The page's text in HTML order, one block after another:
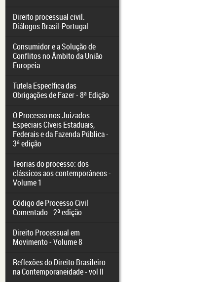
Direito processual civil.
Diálogos Brasil-Portugal
Consumidor e a Solução de
Conflitos no Âmbito da União
Europeia
Tutela Específica das
Obrigações de Fazer - 8ª Edição
O Processo nos Juizados
Especiais Cíveis Estaduais,
Federais e da Fazenda Pública -
3ª edição
Teorias do processo: dos
clássicos aos contemporâneos -
Volume 1
Código de Processo Civil
Comentado - 2ª edição
Direito Processual em
Movimento - Volume 8
Reflexões do Direito Brasileiro
na Contemporaneidade - vol II